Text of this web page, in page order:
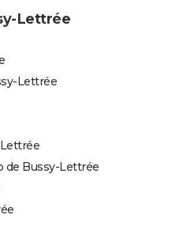
Lettrée
Lettrée
de Bussy-Lettrée